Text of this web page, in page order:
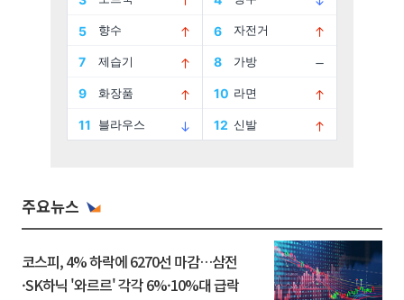
주요뉴스
코스피, 4% 하락에 6270선 마감…삼전
·SK하닉 '와르르' 각각 6%·10%대 급락